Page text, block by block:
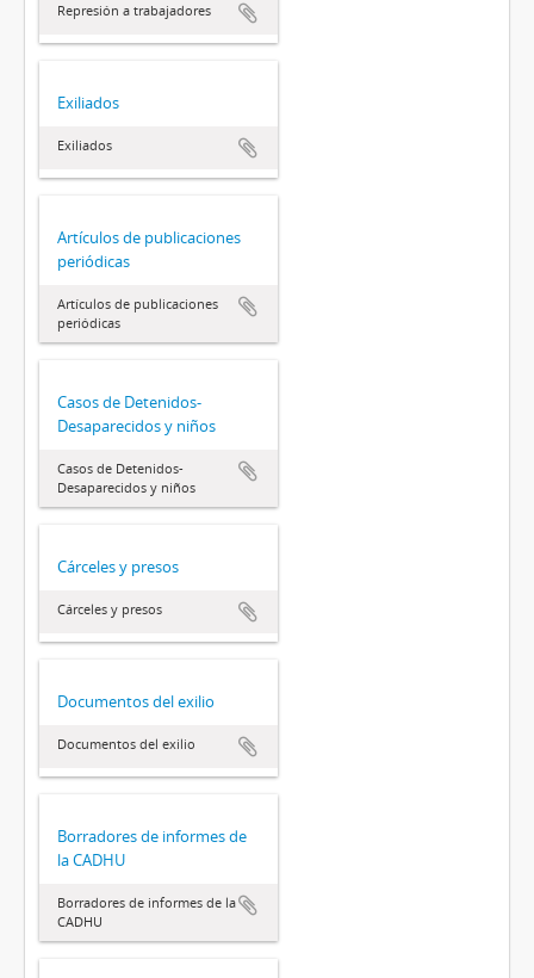
Represión a trabajadores
Exiliados
Exiliados
Artículos de publicaciones
periódicas
Artículos de publicaciones
periódicas
Casos de Detenidos-
Desaparecidos y niños
Casos de Detenidos-
Desaparecidos y niños
Cárceles y presos
Cárceles y presos
Documentos del exilio
Documentos del exilio
Borradores de informes de
la CADHU
Borradores de informes de la
CADHU